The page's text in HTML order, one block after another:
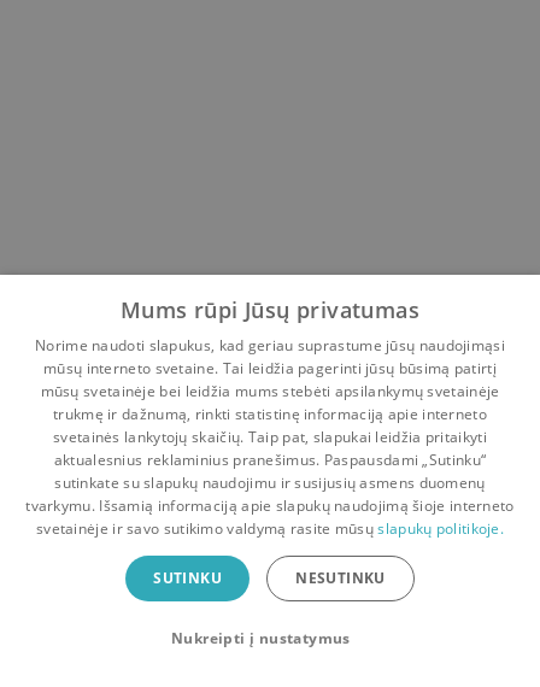
Pradinis Krepšelis Pokalbiai Pranešimai Paskyra
Bookswap programėlė
Mainykis knygomis dar patogiau!
Uždaryti
Mums rūpi Jūsų privatumas
Norime naudoti slapukus, kad geriau suprastume jūsų naudojimąsi
mūsų interneto svetaine. Tai leidžia pagerinti jūsų būsimą patirtį
mūsų svetainėje bei leidžia mums stebėti apsilankymų svetainėje
trukmę ir dažnumą, rinkti statistinę informaciją apie interneto
svetainės lankytojų skaičių. Taip pat, slapukai leidžia pritaikyti
aktualesnius reklaminius pranešimus. Paspausdami „Sutinku“
sutinkate su slapukų naudojimu ir susijusių asmens duomenų
tvarkymu. Išsamią informaciją apie slapukų naudojimą šioje interneto
svetainėje ir savo sutikimo valdymą rasite mūsųslapukų politikoje.
SUTINKU NESUTINKU
Nukreipti į nustatymus